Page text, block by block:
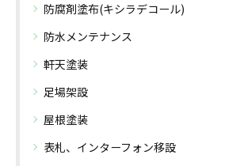
防腐剤塗布(キシラデコール)
防水メンテナンス
軒天塗装
足場架設
屋根塗装
表札、インターフォン移設